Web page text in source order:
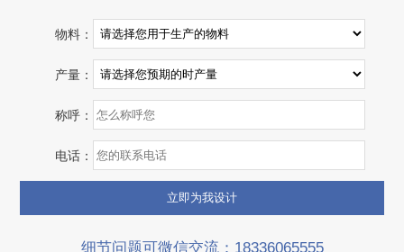
物料：
产量：
称呼：
电话：
细节问题可微信交流：18336065555